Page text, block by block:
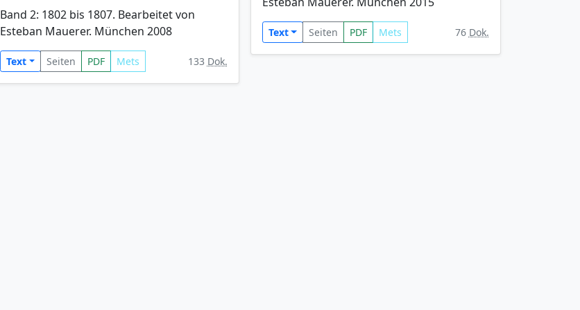
Band 2: 1802 bis 1807. Bearbeitet von
Esteban Mauerer. München 2008
Text Seiten PDF Mets 133 Dok.
Text Seiten PDF Mets 76 Dok.